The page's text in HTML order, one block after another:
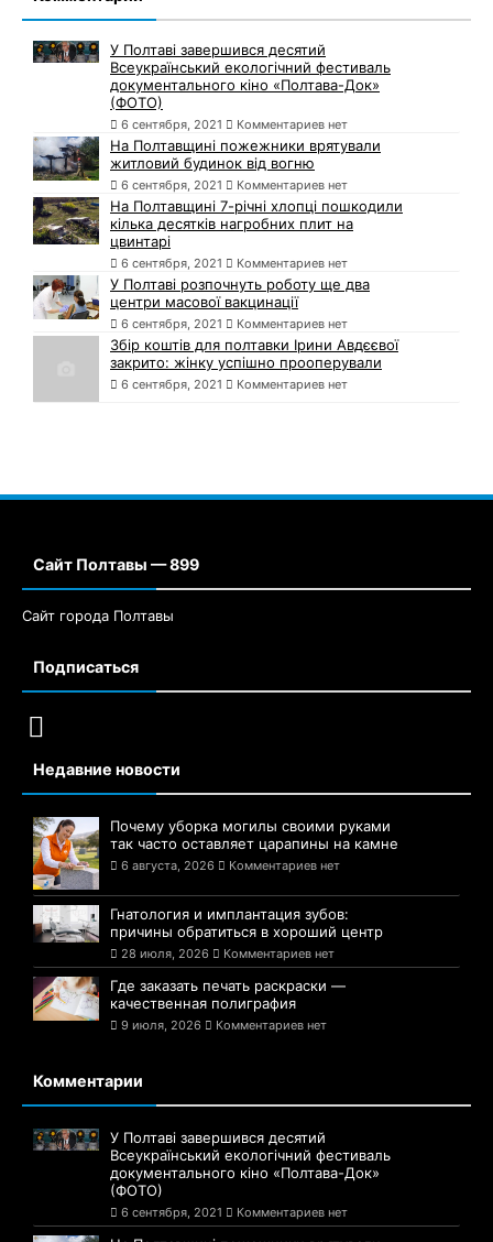
У Полтаві завершився десятий
Всеукраїнський екологічний фестиваль
документального кіно «Полтава-Док»
(ФОТО)
6 сентября, 2021 Комментариев нет
На Полтавщині пожежники врятували
житловий будинок від вогню
6 сентября, 2021 Комментариев нет
На Полтавщині 7-річні хлопці пошкодили
кілька десятків нагробних плит на
цвинтарі
6 сентября, 2021 Комментариев нет
У Полтаві розпочнуть роботу ще два
центри масової вакцинації
6 сентября, 2021 Комментариев нет
Збір коштів для полтавки Ірини Авдєєвої
закрито: жінку успішно прооперували
6 сентября, 2021 Комментариев нет
Сайт Полтавы — 899
Сайт города Полтавы
Подписаться
Недавние новости
Почему уборка могилы своими руками
так часто оставляет царапины на камне
6 августа, 2026 Комментариев нет
Гнатология и имплантация зубов:
причины обратиться в хороший центр
28 июля, 2026 Комментариев нет
Где заказать печать раскраски —
качественная полиграфия
9 июля, 2026 Комментариев нет
Комментарии
У Полтаві завершився десятий
Всеукраїнський екологічний фестиваль
документального кіно «Полтава-Док»
(ФОТО)
6 сентября, 2021 Комментариев нет